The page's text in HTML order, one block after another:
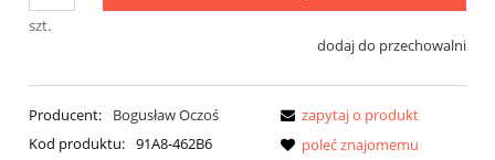
szt.
dodaj do przechowalni
Producent:
Bogusław Oczoś
Kod produktu: 91A8-462B6
zapytaj o produkt
poleć znajomemu